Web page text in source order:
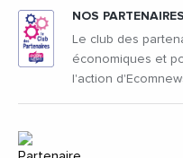
NOS PARTENAIRES
Le club des
économiques et
l'action